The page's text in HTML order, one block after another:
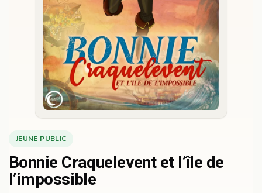
JEUNE PUBLIC
Bonnie Craquelevent et l’île de
l’impossible